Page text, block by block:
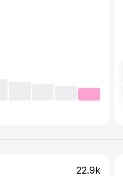
22.9k